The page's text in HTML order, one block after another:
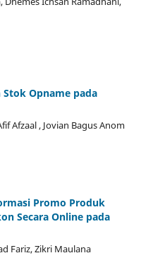
Stok Opname pada
Afzaal , Jovian Bagus Anom
Promo Produk
Secara Online pada
Fariz, Zikri Maulana